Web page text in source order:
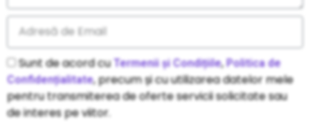
Sunt de acord cuTermenii și Condițiile,Politica de
Confidențialitate, precum și cu utilizarea datelor mele
pentru transmiterea de oferte servicii solicitate sau
de interes pe viitor.